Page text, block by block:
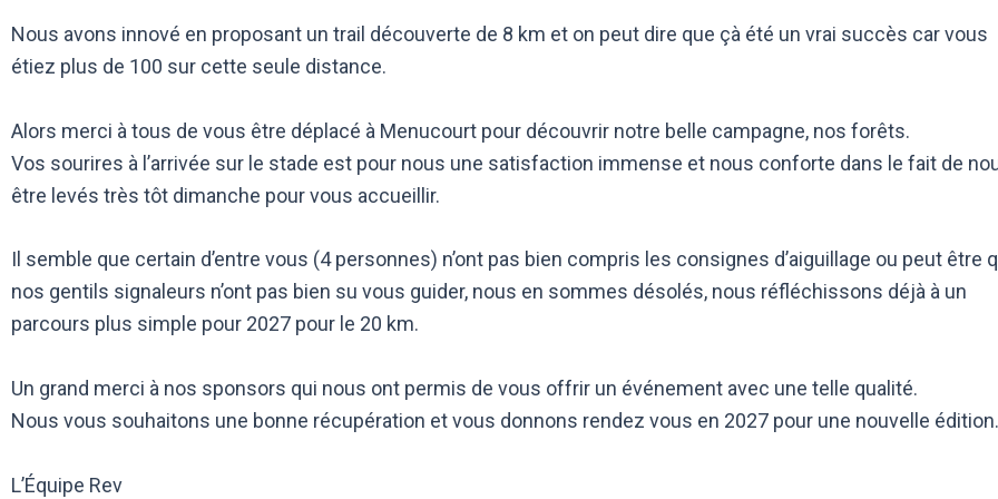
Nous avons innové en proposant un trail découverte de 8 km et on peut dire que çà été un vrai succès car vous
étiez plus de 100 sur cette seule distance.
Alors merci à tous de vous être déplacé à Menucourt pour découvrir notre belle campagne, nos forêts.
Vos sourires à l’arrivée sur le stade est pour nous une satisfaction immense et nous conforte dans le fait de
être levés très tôt dimanche pour vous accueillir.
Il semble que certain d’entre vous (4 personnes) n’ont pas bien compris les consignes d’aiguillage ou peut être
nos gentils signaleurs n’ont pas bien su vous guider, nous en sommes désolés, nous réfléchissons déjà à un
parcours plus simple pour 2027 pour le 20 km.
Un grand merci à nos sponsors qui nous ont permis de vous offrir un événement avec une telle qualité.
Nous vous souhaitons une bonne récupération et vous donnons rendez vous en 2027 pour une nouvelle édition.
L’Équipe Rev